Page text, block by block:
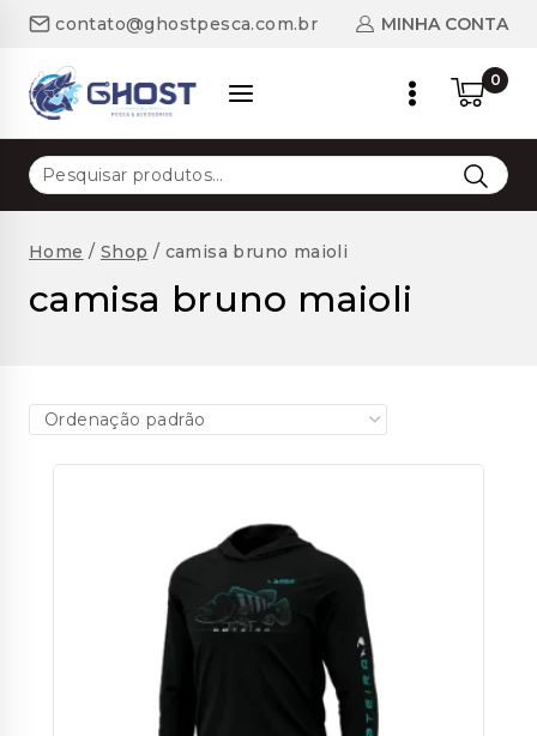
contato@ghostpesca.com.br MINHA CONTA
0
Pesquisar
por:
Home / Shop / camisa bruno maioli
camisa bruno maioli